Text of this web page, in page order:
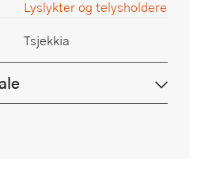
Lyslykter og telysholdere
Tsjekkia